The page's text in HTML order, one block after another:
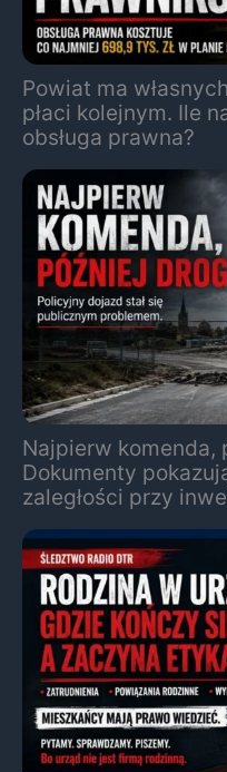
Powiat ma
płaci kolejnym. Ile
obsługa prawna?
Najpierw komenda,
Dokumenty
zaległości przy